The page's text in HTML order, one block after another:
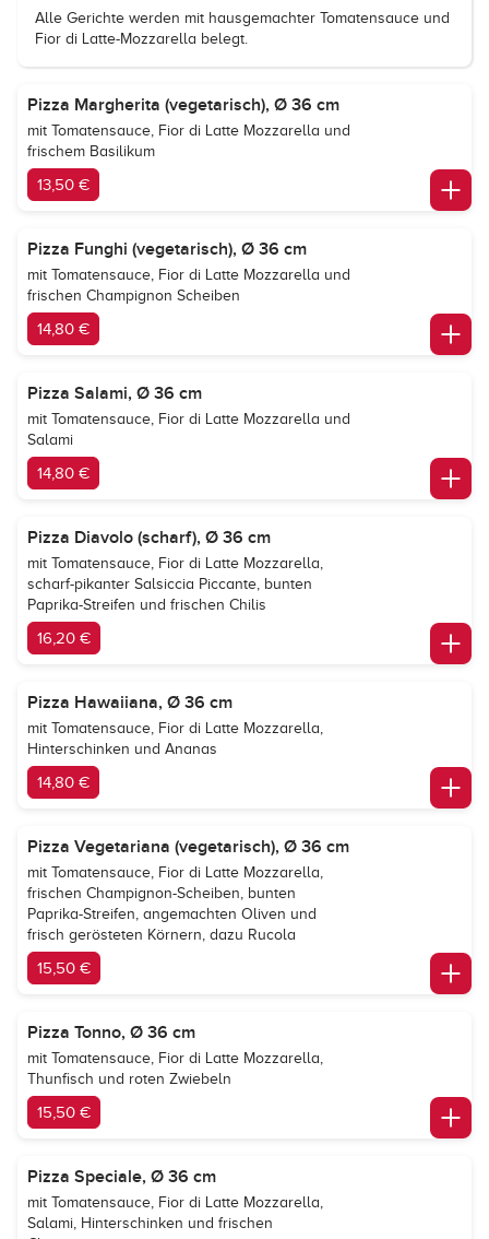
Alle Gerichte werden mit hausgemachter Tomatensauce und
Fior di Latte-Mozzarella belegt.
Pizza Margherita (vegetarisch), Ø 36 cm
mit Tomatensauce, Fior di Latte Mozzarella und
frischem Basilikum
13,50 €
Pizza Funghi (vegetarisch), Ø 36 cm
mit Tomatensauce, Fior di Latte Mozzarella und
frischen Champignon Scheiben
14,80 €
Pizza Salami, Ø 36 cm
mit Tomatensauce, Fior di Latte Mozzarella und
Salami
14,80 €
Pizza Diavolo (scharf), Ø 36 cm
mit Tomatensauce, Fior di Latte Mozzarella,
scharf-pikanter Salsiccia Piccante, bunten
Paprika-Streifen und frischen Chilis
16,20 €
Pizza Hawaiiana, Ø 36 cm
mit Tomatensauce, Fior di Latte Mozzarella,
Hinterschinken und Ananas
14,80 €
Pizza Vegetariana (vegetarisch), Ø 36 cm
mit Tomatensauce, Fior di Latte Mozzarella,
frischen Champignon-Scheiben, bunten
Paprika-Streifen, angemachten Oliven und
frisch gerösteten Körnern, dazu Rucola
15,50 €
Pizza Tonno, Ø 36 cm
mit Tomatensauce, Fior di Latte Mozzarella,
Thunfisch und roten Zwiebeln
15,50 €
Pizza Speciale, Ø 36 cm
mit Tomatensauce, Fior di Latte Mozzarella,
Salami, Hinterschinken und frischen